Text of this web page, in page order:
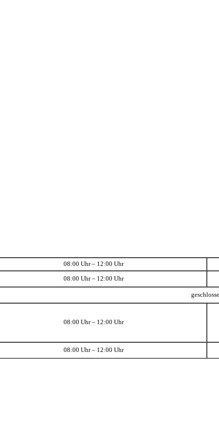
08:00 Uhr – 12:00 Uhr
08:00 Uhr – 12:00 Uhr
08:00 Uhr – 12:00 Uhr
08:00 Uhr – 12:00 Uhr